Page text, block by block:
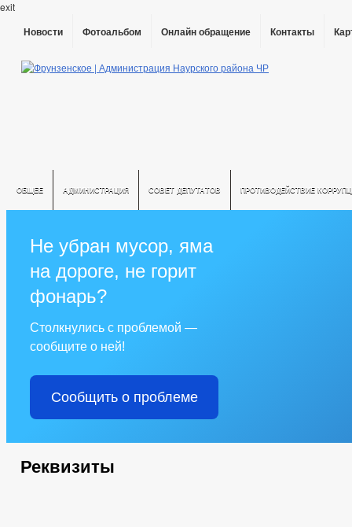
exit
Новости Фотоальбом Онлайн обращение Контакты
ОБЩЕЕ АДМИНИСТРАЦИЯ СОВЕТ ДЕПУТАТОВ ПРОТИВОДЕЙСТВИЕ
Не убран мусор, яма
на дороге, не горит
фонарь?
Столкнулись с проблемой —
сообщите о ней!
Сообщить о проблеме
Реквизиты